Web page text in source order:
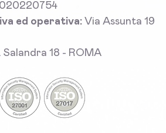
ed operativa: Via Assunta 19
Salandra 18 - ROMA